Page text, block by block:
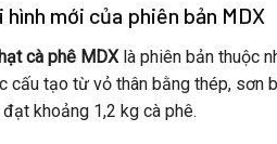
hình mới của phiên bản MDX
cà phê MDXlà phiên bản thuộc
cấu tạo từ vỏ thân bằng thép, sơn
khoảng 1,2 kg cà phê.